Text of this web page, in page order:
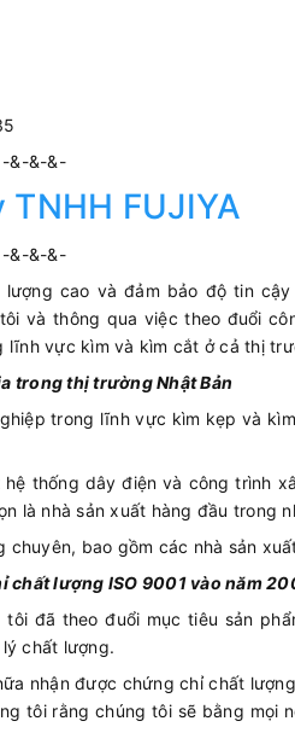
-&-&-&-
FUJIYA
-&-&-&-
cao và đảm bảo độ tin
và thông qua việc theo đuổi
vực kìm và kìm cắt ở cả thị
trong thị trường Nhật Bản
trong lĩnh vực kìm kẹp và
thống dây điện và công trình
là nhà sản xuất hàng đầu trong
bao gồm các nhà sản
chất lượng ISO 9001 vào năm
đã theo đuổi mục tiêu sản
chất lượng.
nhận được chứng chỉ chất
tôi rằng chúng tôi sẽ bằng mọi